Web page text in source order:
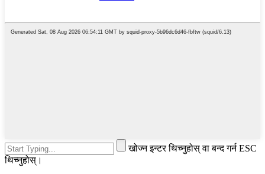
खोज्न इन्टर थिच्नुहोस् वा बन्द गर्न ESC
थिच्नुहोस्।